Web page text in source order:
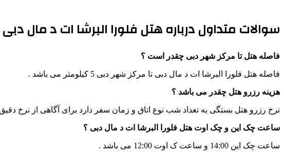
سوالات متداول درباره هتل فلورا البرشا ات د مال
فاصله هتل تا مرکز شهر دبی چقدر است ؟
فاصله هتل فلورا البرشا ات د مال دبی تا مرکز شهر دبی 5 کیلومتر می باشد .
هزینه رزرو هتل چقدر می باشد ؟
نرخ رزرو هتل بستگی به تعداد شب نوع اتاق و زمان سفر دارد برای آگاهی از نرخ
ساعت چک این و چک اوت هتل فلورا البرشا ات د مال دبی ؟
ساعت چک این 14:00 و ساعت ک اوت 12:00 می باشد .